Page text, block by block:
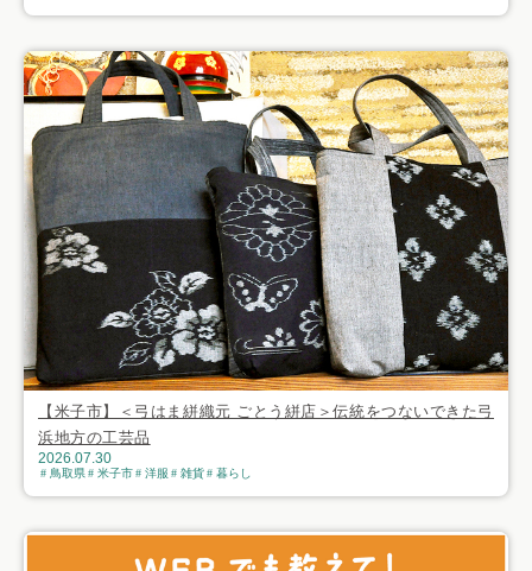
【米子市】＜弓はま絣織元 ごとう絣店＞伝統をつないできた弓
浜地方の工芸品
2026.07.30
鳥取県 米子市 洋服 雑貨 暮らし